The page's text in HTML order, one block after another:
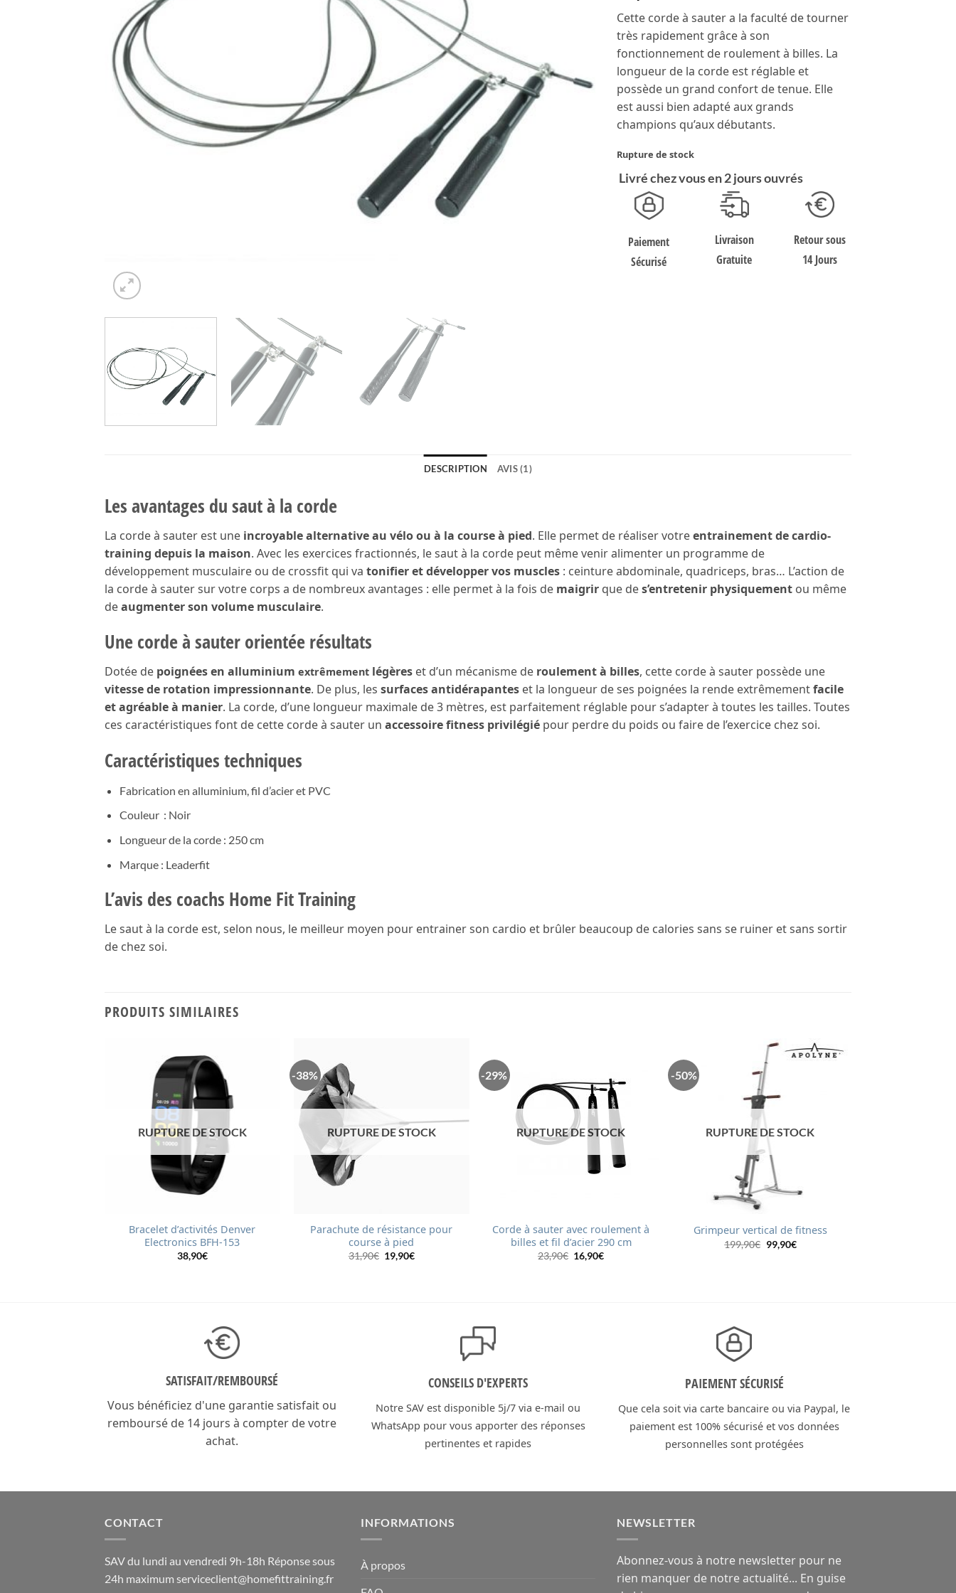
client
Cette corde à sauter a la faculté de tourner
très rapidement grâce à son
fonctionnement de roulement à billes. La
longueur de la corde est réglable et
possède un grand confort de tenue. Elle
est aussi bien adapté aux grands
champions qu’aux débutants.
Rupture de stock
Livré chez vous en 2 jours ouvrés
Paiement
Sécurisé
Livraison
Gratuite
Retour sous
14 Jours
DESCRIPTION AVIS (1)
Les avantages du saut à la corde
La corde à sauter est une incroyable alternative au vélo ou à la course à pied. Elle permet de réaliser votreentrainement de cardio-
training depuis la maison. Avec les exercices fractionnés, le saut à la corde peut même venir alimenter un programme de
développement musculaire ou de crossfit qui va tonifier et développer vos muscles : ceinture abdominale, quadriceps, bras… L’action de
la corde à sauter sur votre corps a de nombreux avantages : elle permet à la fois de maigrir que des’entretenir physiquement ou même
deaugmenter son volume musculaire.
Une corde à sauter orientée résultats
Dotée de poignées en alluminium extrêmement légères et d’un mécanisme de roulement à billes, cette corde à sauter possède une
vitesse de rotation impressionnante. De plus, les surfaces antidérapantes et la longueur de ses poignées la rende extrêmementfacile
et agréable à manier. La corde, d’une longueur maximale de 3 mètres, est parfaitement réglable pour s’adapter à toutes les tailles. Toutes
ces caractéristiques font de cette corde à sauter un accessoire fitness privilégié pour perdre du poids ou faire de l’exercice chez soi.
Caractéristiques techniques
Fabrication en alluminium, fil d’acier et PVC
Couleur : Noir
Longueur de la corde : 250 cm
Marque : Leaderfit
L’avis des coachs Home Fit Training
Le saut à la corde est, selon nous, le meilleur moyen pour entrainer son cardio et brûler beaucoup de calories sans se ruiner et sans sortir
de chez soi.
PRODUITS SIMILAIRES
RUPTURE DE STOCK
Bracelet d’activités Denver
Electronics BFH-153
38,90€
-38%
RUPTURE DE STOCK
Parachute de résistance pour
course à pied
31,90€ Le
prix
19,90€Le
-29%
RUPTURE DE STOCK
Corde à sauter avec roulement à
billes et fil d’acier 290 cm
23,90€ Le
prix
16,90€Le
-50%
RUPTURE DE STOCK
Grimpeur vertical de fitness
199,90€ Le
prix
99,90€Le
SATISFAIT/REMBOURSÉ
Vous bénéficiez d'une garantie satisfait ou
remboursé de 14 jours à compter de votre
achat.
CONSEILS D'EXPERTS
Notre SAV est disponible 5j/7 via e-mail ou
WhatsApp pour vous apporter des réponses
pertinentes et rapides
PAIEMENT SÉCURISÉ
Que cela soit via carte bancaire ou via Paypal, le
paiement est 100% sécurisé et vos données
personnelles sont protégées
CONTACT
SAV du lundi au vendredi 9h-18h Réponse sous
24h maximum serviceclient@homefittraining.fr
INFORMATIONS
À propos
NEWSLETTER
Abonnez-vous à notre newsletter pour ne
rien manquer de notre actualité... En guise